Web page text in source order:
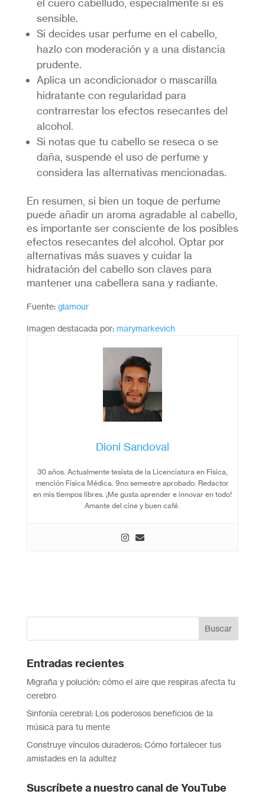
el cuero cabelludo, especialmente si es
sensible.
Si decides usar perfume en el cabello,
hazlo con moderación y a una distancia
prudente.
Aplica un acondicionador o mascarilla
hidratante con regularidad para
contrarrestar los efectos resecantes del
alcohol.
Si notas que tu cabello se reseca o se
daña, suspende el uso de perfume y
considera las alternativas mencionadas.
En resumen, si bien un toque de perfume
puede añadir un aroma agradable al cabello,
es importante ser consciente de los posibles
efectos resecantes del alcohol. Optar por
alternativas más suaves y cuidar la
hidratación del cabello son claves para
mantener una cabellera sana y radiante.
Fuente: glamour
Imagen destacada por: marymarkevich
Dioni Sandoval
30 años. Actualmente tesista de la Licenciatura en Física,
mención Física Médica. 9no semestre aprobado. Redactor
en mis tiempos libres. ¡Me gusta aprender e innovar en todo!
Amante del cine y buen café.
Entradas recientes
Migraña y polución: cómo el aire que respiras afecta tu
cerebro
Sinfonía cerebral: Los poderosos beneficios de la
música para tu mente
Construye vínculos duraderos: Cómo fortalecer tus
amistades en la adultez
Suscríbete a nuestro canal de YouTube